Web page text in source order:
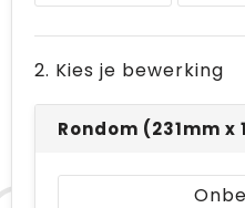
2. Kies je bewerking
Rondom (231mm x